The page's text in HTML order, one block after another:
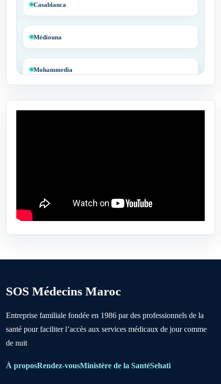
Casablanca
Médiouna
Mohammedia
Tit Mellil
Ben Ahmed
Boujniba
Boulanouare
Bouznika
SOS Médecins Maroc
Entreprise familiale fondée en 1986 par des professionnels de la
santé pour faciliter l’accès aux services médicaux de jour comme
de nuit
À proposRendez-vousMinistère de la SantéSehati